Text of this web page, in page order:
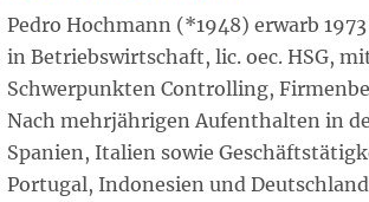
Pedro Hochmann (*1948) erwarb
in Betriebswirtschaft, lic. oec. HSG,
Schwerpunkten Controlling,
Nach mehrjährigen Aufenthalten in
Spanien, Italien sowie
Portugal, Indonesien und